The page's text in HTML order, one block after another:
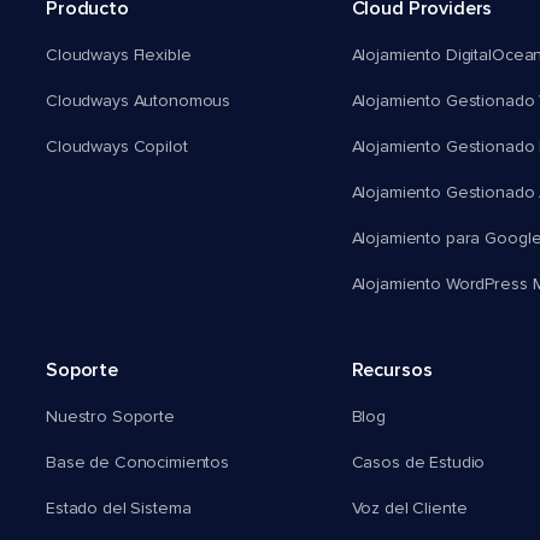
Producto
Cloudways Flexible
Cloudways Autonomous
Cloudways Copilot
Cloud Providers
Alojamiento
Alojamiento Gestionado
Alojamiento Gestionado
Alojamiento Gestionado
Alojamiento para
Alojamiento WordPress
Soporte
Nuestro Soporte
Base de Conocimientos
Estado del Sistema
Recursos
Blog
Casos de Estudio
Voz del Cliente